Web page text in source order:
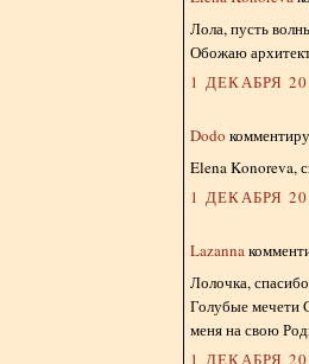
Лола, пусть
Обожаю
1 ДЕКАБРЯ
Dodo
Elena Konoreva,
1 ДЕКАБРЯ
Lazanna
Лолочка,
Голубые мечети
меня на свою